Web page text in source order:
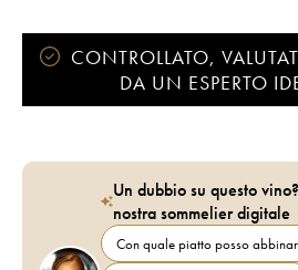
CONTROLLATO,
DA UN ESPERTO
Un dubbio su questo
nostra sommelier digitale
Con quale piatto posso